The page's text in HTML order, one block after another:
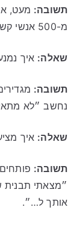
תשובה:
מ-500 אנשי קשר שלא יענו לך.
שאלה: איך
תשובה:
נחשב ״לא
שאלה: איך
תשובה:
״מצאתי תבנית
אותך ל…״.